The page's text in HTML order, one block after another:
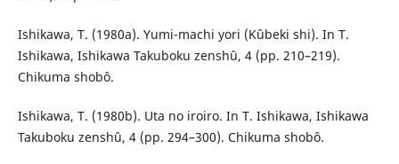
Ishikawa, T. (1980a). Yumi-machi yori (Kûbeki shi). In T.
Ishikawa, Ishikawa Takuboku zenshû, 4 (pp. 210–219).
Chikuma shobô.
Ishikawa, T. (1980b). Uta no iroiro. In T. Ishikawa, Ishikawa
Takuboku zenshû, 4 (pp. 294–300). Chikuma shobô.